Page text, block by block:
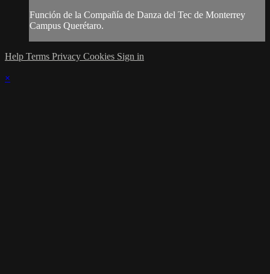
Función de la Compañía de Danza del Tec de Monterrey
Campus Querétaro.
Help Terms Privacy Cookies Sign in
×